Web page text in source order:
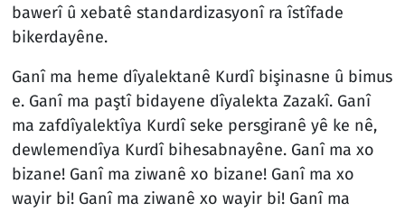
bawerî û xebatê standardizasyonî ra îstîfade
bikerdayêne.
Ganî ma heme dîyalektanê Kurdî bişinasne û bimus
e. Ganî ma paştî bidayene dîyalekta Zazakî. Ganî
ma zafdîyalektîya Kurdî seke persgiranê yê ke nê,
dewlemendîya Kurdî bihesabnayêne. Ganî ma xo
bizane! Ganî ma ziwanê xo bizane! Ganî ma xo
wayir bi! Ganî ma ziwanê xo wayir bi! Ganî ma